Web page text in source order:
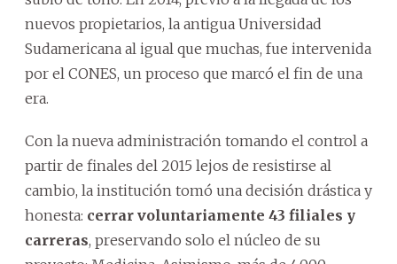
nuevos propietarios, la antigua Universidad
Sudamericana al igual que muchas, fue intervenida
por el CONES, un proceso que marcó el fin de una
era.
Con la nueva administración tomando el control a
partir de finales del 2015 lejos de resistirse al
cambio, la institución tomó una decisión drástica y
honesta: cerrar voluntariamente 43 filiales y
carreras, preservando solo el núcleo de su